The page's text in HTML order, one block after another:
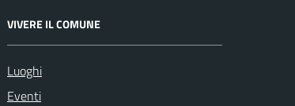
VIVERE IL COMUNE
Luoghi
Eventi